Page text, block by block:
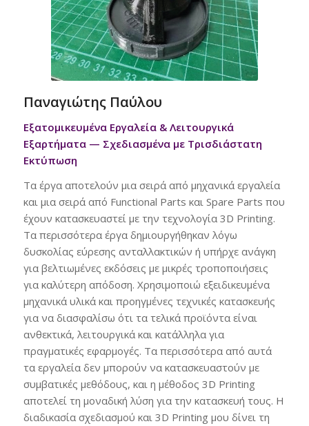
Παναγιώτης Παύλου
Εξατομικευμένα Εργαλεία & Λειτουργικά
Εξαρτήματα — Σχεδιασμένα με Τρισδιάστατη
Εκτύπωση
Τα έργα αποτελούν μια σειρά από μηχανικά εργαλεία
και μια σειρά από Functional Parts και Spare Parts που
έχουν κατασκευαστεί με την τεχνολογία 3D Printing.
Τα περισσότερα έργα δημιουργήθηκαν λόγω
δυσκολίας εύρεσης ανταλλακτικών ή υπήρχε ανάγκη
για βελτιωμένες εκδόσεις με μικρές τροποποιήσεις
για καλύτερη απόδοση. Χρησιμοποιώ εξειδικευμένα
μηχανικά υλικά και προηγμένες τεχνικές κατασκευής
για να διασφαλίσω ότι τα τελικά προϊόντα είναι
ανθεκτικά, λειτουργικά και κατάλληλα για
πραγματικές εφαρμογές. Τα περισσότερα από αυτά
τα εργαλεία δεν μπορούν να κατασκευαστούν με
συμβατικές μεθόδους, και η μέθοδος 3D Printing
αποτελεί τη μοναδική λύση για την κατασκευή τους. Η
διαδικασία σχεδιασμού και 3D Printing μου δίνει τη